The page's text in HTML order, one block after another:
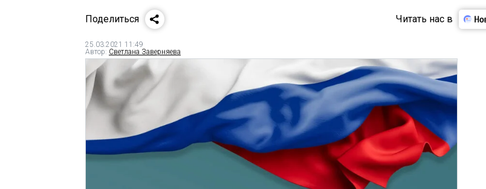
Поделиться Читать нас в
25.03.2021 11:49
Автор: Светлана Заверняева